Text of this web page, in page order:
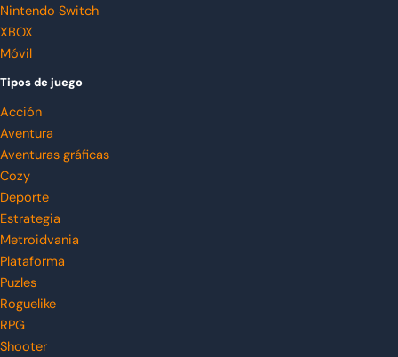
Nintendo Switch
XBOX
Móvil
Tipos de juego
Acción
Aventura
Aventuras gráficas
Cozy
Deporte
Estrategia
Metroidvania
Plataforma
Puzles
Roguelike
RPG
Shooter